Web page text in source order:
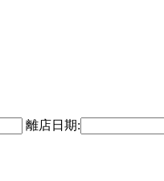
離店日期: